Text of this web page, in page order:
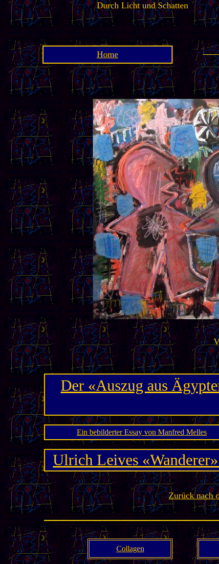
Durch Licht und Schatten
Home
Der «Auszug aus
Ein bebilderter Essay von Manfred Melles
Ulrich Leives
Zurück nach
Collagen